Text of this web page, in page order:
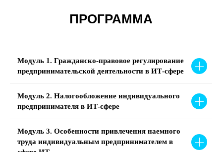
ПРОГРАММА
Модуль 1. Гражданско-правовое регулирование
предпринимательской деятельности в ИТ-сфере
Модуль 2. Налогообложение индивидуального
предпринимателя в ИТ-сфере
Модуль 3. Особенности привлечения наемного
труда индивидуальным предпринимателем в